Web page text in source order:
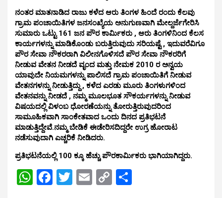
ನಂತರ ಮಾತನಾಡಿದ ರಾಜು ಕಳೆದ ಆರು ತಿಂಗಳ ಹಿಂದೆ ರಂದು ಕೆಲವು
ಗ್ರಾಮ ಪಂಚಾಯಿತಿಗಳ ಜನಸಂಖ್ಯೆಯ ಅನುಗುಣವಾಗಿ ಮೇಲ್ದರ್ಜೆಗೇರಿಸಿ
ಸುಮಾರು ಒಟ್ಟು 161 ಜನ ಪೌರ ಕಾರ್ಮಿಕರು , ಆರು ತಿಂಗಳಿನಿಂದ ಕೆಲಸ
ಕಾರ್ಯಗಳನ್ನು ಮಾಡಿಕೊಂಡು ಬರುತ್ತಿರುವುದು ಸರಿಯಷ್ಟೆ , ಇದುವರೆವಿಗೂ
ಪೌರ ಸೇವಾ ನೌಕರರಾಗಿ ವಿಲೀನಗೊಳಿಸದೆ ಪೌರ ಸೇವಾ ನೌಕರರಿಗೆ
ನೀಡುವ ವೇತನ ನೀಡದೆ ವೃಂದ ಮತ್ತು ನೇಮಕ 2010 ರ ಅನ್ವಯ
ಯಾವುದೇ ನಿಯಮಗಳನ್ನು ಪಾಲಿಸದೆ ಗ್ರಾಮ ಪಂಚಾಯಿತಿಗೆ ನೀಡುವ
ವೇತನಗಳನ್ನು ನೀಡುತ್ತಿದ್ದು , ಕಳೆದ ಎರಡು ಮೂರು ತಿಂಗಳುಗಳಿಂದ
ವೇತನವನ್ನು ನೀಡದೆ , ನಮ್ಮ ಮೂಲಭೂತ ಸೌಕರ್ಯಗಳನ್ನು ನೀಡುವ
ವಿಷಯದಲ್ಲಿ ವಿಳಂಬ ಧೋರಣೆಯನ್ನು ತೋರುತ್ತಿರುವುದರಿಂದ
ಸಾಮೂಹಿಕವಾಗಿ ಸಾಂಕೇತವಾದ ಒಂದು ದಿನದ ಪ್ರತಿಭಟನೆ
ಮಾಡುತ್ತಿದ್ದೇವೆ.ನಮ್ಮ ಬೇಡಿಕೆ ಈಡೇರಿಸದಿದ್ದರೇ ಉಗ್ರ ಹೋರಾಟ
ನಡೆಸುವುದಾಗಿ ಎಚ್ಚರಿಕೆ ನೀಡಿದರು.
ಪ್ರತಿಭಟನೆಯಲ್ಲಿ 100 ಕ್ಕೂ ಹೆಚ್ಚು ಪೌರಕಾರ್ಮಿಕರು ಭಾಗಿಯಾಗಿದ್ದರು.
W F
T
E
C